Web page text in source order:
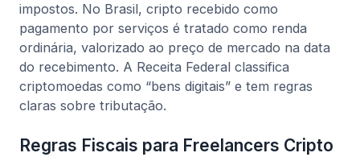
impostos. No Brasil, cripto recebido como
pagamento por serviços é tratado como renda
ordinária, valorizado ao preço de mercado na data
do recebimento. A Receita Federal classifica
criptomoedas como “bens digitais” e tem regras
claras sobre tributação.
Regras Fiscais para Freelancers Cripto